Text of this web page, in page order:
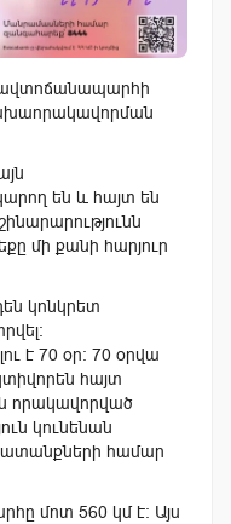
ավտոճանապարհի
են և հայտ են
մի քանի հարյուր
կոնկրետ
է 70 օր: 70 օրվա
հայտ
որակավորված
կունենան
համար
մոտ 560 կմ է: Այս